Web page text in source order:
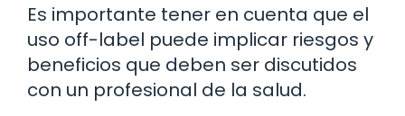
Es importante tener en cuenta que el
uso off-label puede implicar riesgos y
beneficios que deben ser discutidos
con un profesional de la salud.